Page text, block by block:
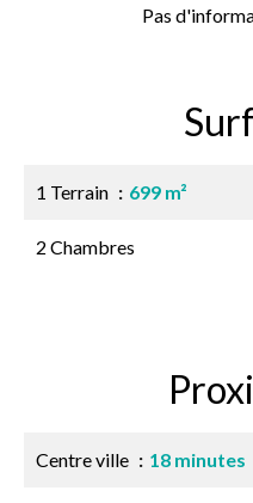
Pas
1 Terrain 699 m²
2 Chambres
Centre ville 18 minutes